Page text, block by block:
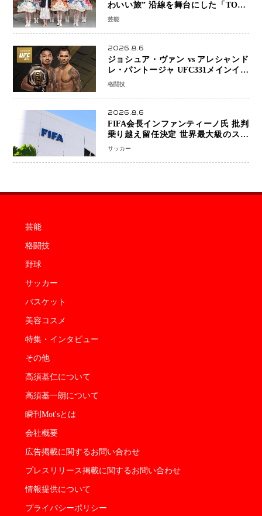
わいい旅” 沿線を舞台にした「TOBU
KAWAII PROJECT」が開幕
芸能
2026.8.6
ジョシュア・ヴァン vs アレシャンド
レ・パントージャ UFC331メインイベ
ントで再戦決定 「完全決着」に世界
王座挑戦は再び遠のく
格闘技
2026.8.6
FIFA会長インファンティーノ氏 批判
乗り越え留任決定 世界最大級のスポ
ーツ組織を支える「権威」は揺るがず
サッカー
芸能
格闘技
野球
サッカー
バスケット
美容コスメ
特集・インタビュー
その他
高須基仁について
高須基一朗について
瞬刊Mot'sとは
会社概要
広告掲載に関するお問い合わせ
プレスリリース掲載に関するお問い合わせ
情報提供について
プライバシーポリシー